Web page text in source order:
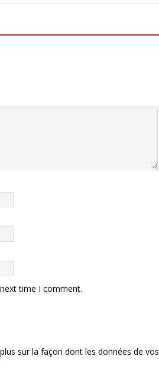
time I comment.
sur la façon dont les données de vos